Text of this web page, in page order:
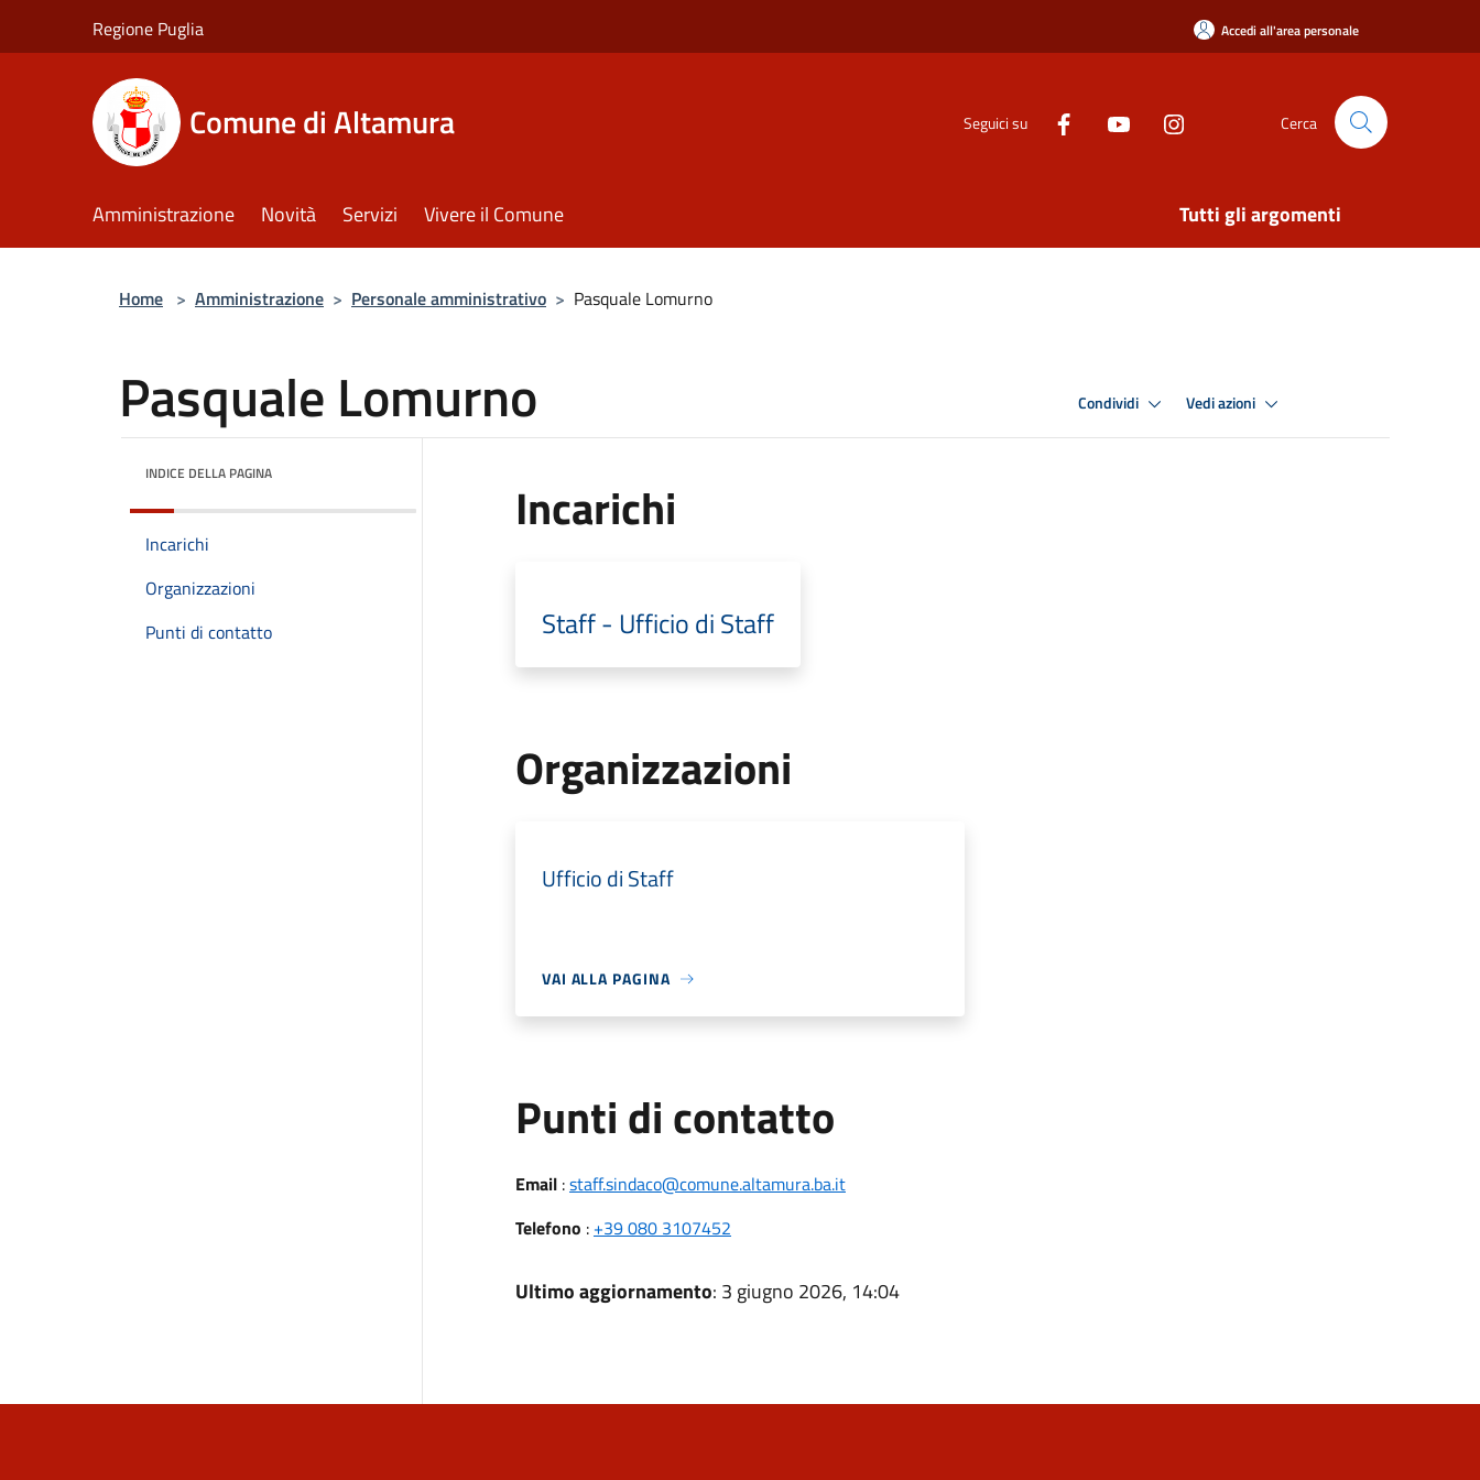
Regione Puglia Accedi all'area personale
Comune di Altamura Seguici su Cerca
Amministrazione Novità Servizi Vivere il Comune Tutti gli argomenti
Home > Amministrazione > Personale amministrativo > Pasquale Lomurno
Pasquale Lomurno Condividi Vedi azioni
INDICE DELLA PAGINA
Incarichi
Organizzazioni
Punti di contatto
Incarichi
Staff - Ufficio di Staff
Organizzazioni
Ufficio di Staff
VAI ALLA PAGINA
Punti di contatto
Email:staff.sindaco@comune.altamura.ba.it
Telefono : +39 080 3107452
Ultimo aggiornamento: 3 giugno 2026, 14:04